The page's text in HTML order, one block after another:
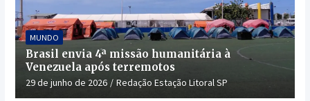
MUNDO
Brasil envia 4ª missão humanitária à
Venezuela após terremotos
29 de junho de 2026 Redação Estação Litoral SP